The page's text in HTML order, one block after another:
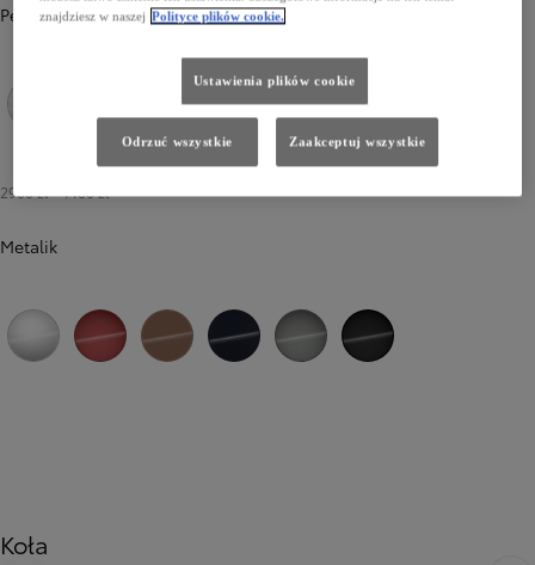
Perłowy
089 Platinum White Pearl
2900 zł-4400 zł
Metalik
Koła
znajdziesz w naszej Polityce plików cookie.
Ustawienia plików cookie
Odrzuć wszystkie Zaakceptuj wszystkie